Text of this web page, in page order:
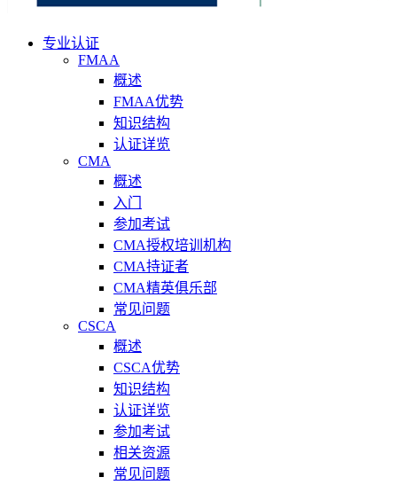
专业认证
FMAA
概述
FMAA优势
知识结构
认证详览
CMA
概述
入门
参加考试
CMA授权培训机构
CMA持证者
CMA精英俱乐部
常见问题
CSCA
概述
CSCA优势
知识结构
认证详览
参加考试
相关资源
常见问题